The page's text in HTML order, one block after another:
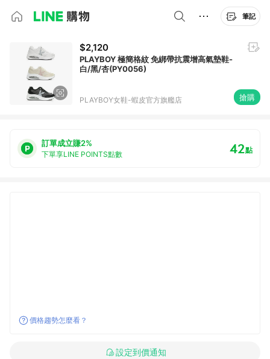
筆記
$2,120
PLAYBOY 極簡格紋 免綁帶抗震增高氣墊鞋-
白/黑/杏(PY0056)
PLAYBOY女鞋-蝦皮官方旗艦店 搶購
訂單成立賺2%
下單享LINE POINTS點數 42點
價格趨勢怎麼看？
設定到價通知